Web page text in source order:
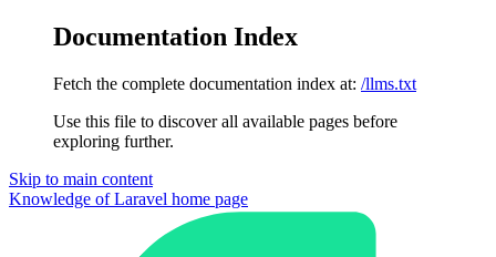
Documentation Index
Fetch the complete documentation index at: /llms.txt
Use this file to discover all available pages before
exploring further.
Skip to main content
Knowledge of Laravel home page